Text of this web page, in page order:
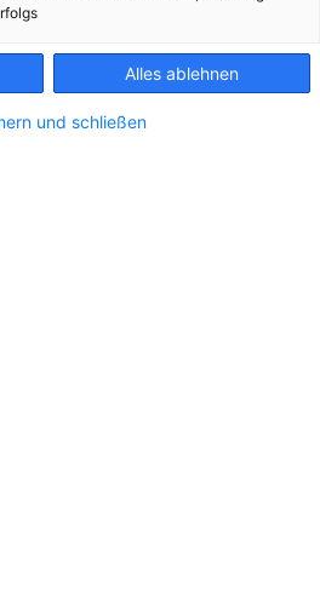
Alles ablehnen
und schließen